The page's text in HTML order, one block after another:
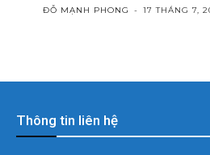
ĐỖ MẠNH PHONG - 17 THÁNG 7,
Thông tin liên hệ